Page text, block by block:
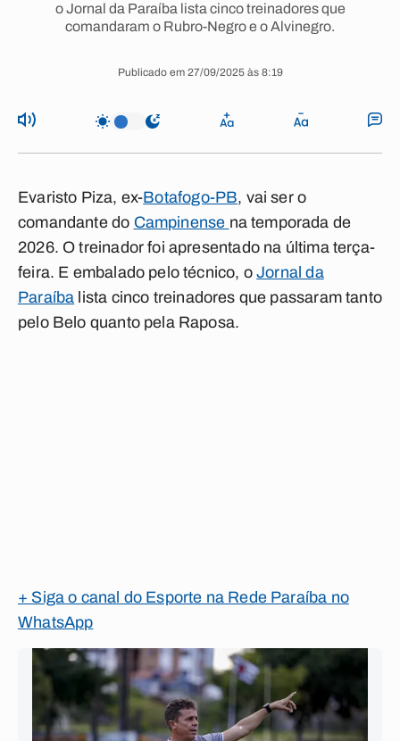
o Jornal da Paraíba lista cinco treinadores que
comandaram o Rubro-Negro e o Alvinegro.
Publicado em 27/09/2025 às 8:19
Evaristo Piza, ex-Botafogo-PB, vai ser o
comandante do Campinense na temporada de
2026. O treinador foi apresentado na última terça-
feira. E embalado pelo técnico, oJornal da
Paraíba lista cinco treinadores que passaram tanto
pelo Belo quanto pela Raposa.
+ Siga o canal do Esporte na Rede Paraíba no
WhatsApp